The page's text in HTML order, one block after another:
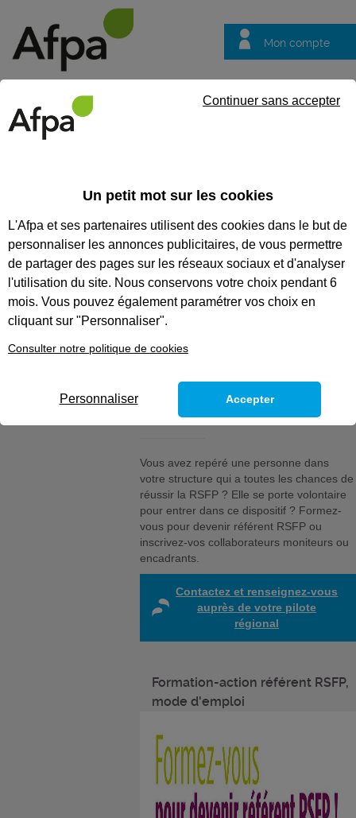
Mon compte
questions
Choisir l Afpa c est
Et si vous deveniez
référent RSFP ?
Vous êtes éducateur spécialisé,
moniteur d’ESAT, encadrant
technique ou directeur d’une
une formation pour devenir
Vous avez repéré une personne dans
votre structure qui a toutes les chances de
réussir la RSFP ? Elle se porte volontaire
pour entrer dans ce dispositif ? Formez-
vous pour devenir référent RSFP ou
inscrivez-vos collaborateurs moniteurs ou
encadrants.
Contactez et renseignez-vous
auprès de votre pilote
régional
Formation-action référent RSFP,
mode d'emploi
Un petit mot sur les cookies
L'Afpa et ses partenaires utilisent des cookies dans le but de
personnaliser les annonces publicitaires, de vous permettre
de partager des pages sur les réseaux sociaux et d'analyser
l'utilisation du site. Nous conservons votre choix pendant 6
mois. Vous pouvez également paramétrer vos choix en
cliquant sur "Personnaliser".
Consulter notre politique de cookies
Continuer sans accepter
Personnaliser Accepter